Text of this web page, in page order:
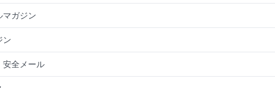
マガジン
ン
全メール